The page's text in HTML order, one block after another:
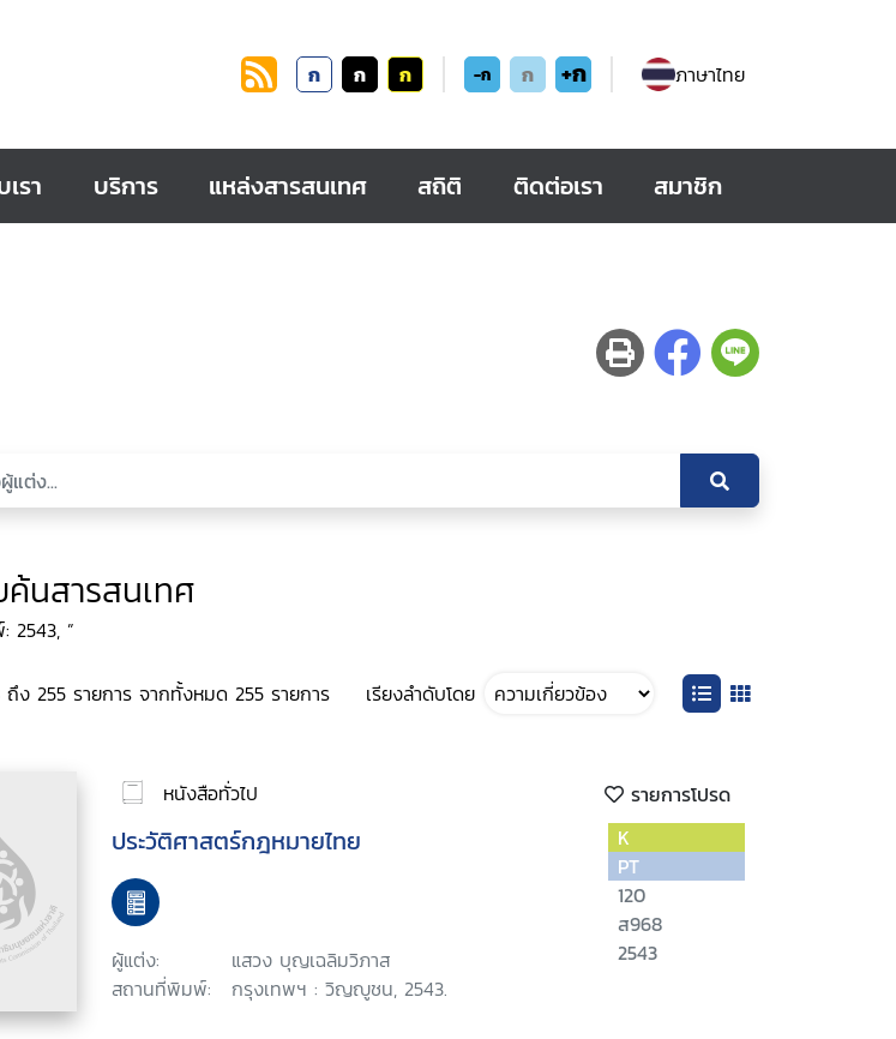
ก ก ก -ก ก +ก ภาษาไทย
รา บริการ แหล่งสารสนเทศ สถิติ ติดต่อเรา สมาชิก
นสารสนเทศ
2543, ”
ง 255 รายการ จากทั้งหมด 255 รายการ เรียงลำดับโดย
หนังสือทั่วไป รายการโปรด
ประวัติศาสตร์กฎหมายไทย
ผู้แต่ง:
แสวง บุญเฉลิมวิภาส
สถานที่พิมพ์:
กรุงเทพฯ : วิญญูชน, 2543.
K
PT
120
ส968
2543